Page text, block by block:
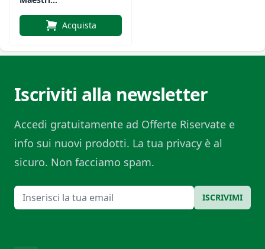
Acquista
Iscriviti alla newsletter
Accedi gratuitamente ad Offerte Riservate e
info sui nuovi prodotti. La tua privacy è al
sicuro. Non facciamo spam.
Email ISCRIVIMI